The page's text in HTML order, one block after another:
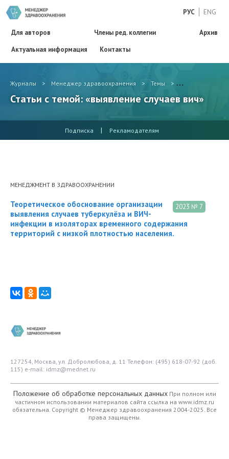
РУС ENG
Для авторов Члены ред. коллегии
Архив
Актуальная информация
Контакты
Журналы > Менеджер здравоохранения > Темы > выявление
Статьи с темой: «выявление случаев вич»
Подписка | Рекламодателям
МЕНЕДЖМЕНТ В ЗДРАВООХРАНЕНИИ
2023 № 7
Теоретическое обоснование организации
выявления случаев туберкулёза и ВИЧ-
инфекции в изоляторах временного содержания
территорий с низкой плотностью населения.
127254, Москва, ул. Добролюбова, д. 11 Телефон: (495) 618-07-92 (доб.
115) e-mail: idmz@mednet.ru
Положение об обработке персональных данныхПри полном или
частичном использовании материалов сайта ссылка на www.idmz.ru
обязательна. Copyright © Менеджер здравоохранения 2004-2025. Все
права защищены.